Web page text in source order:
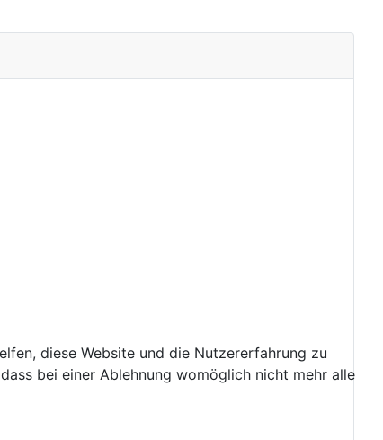
diese Website und die Nutzererfahrung zu
bei einer Ablehnung womöglich nicht mehr alle